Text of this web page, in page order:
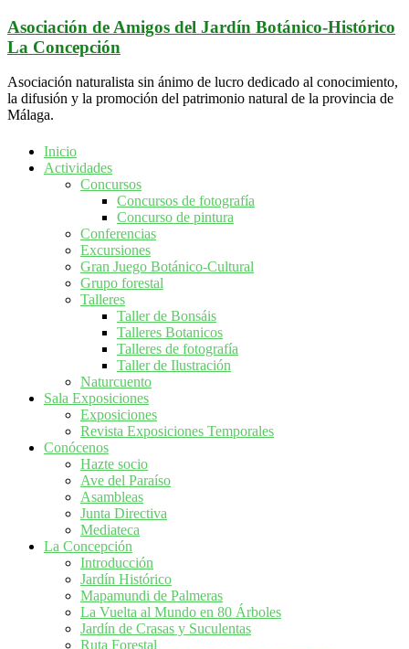
Saltar
al
contenido
Asociación de Amigos del Jardín Botánico-Histórico
La Concepción
Asociación naturalista sin ánimo de lucro dedicado al conocimiento,
la difusión y la promoción del patrimonio natural de la provincia de
Málaga.
Inicio
Actividades
Concursos
Concursos de fotografía
Concurso de pintura
Conferencias
Excursiones
Gran Juego Botánico-Cultural
Grupo forestal
Talleres
Taller de Bonsáis
Talleres Botanicos
Talleres de fotografía
Taller de Ilustración
Naturcuento
Sala Exposiciones
Exposiciones
Revista Exposiciones Temporales
Conócenos
Hazte socio
Ave del Paraíso
Asambleas
Junta Directiva
Mediateca
La Concepción
Introducción
Jardín Histórico
Mapamundi de Palmeras
La Vuelta al Mundo en 80 Árboles
Jardín de Crasas y Suculentas
Ruta Forestal